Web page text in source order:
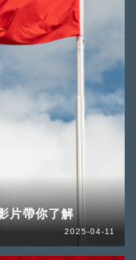
片帶你了解
2025-04-11